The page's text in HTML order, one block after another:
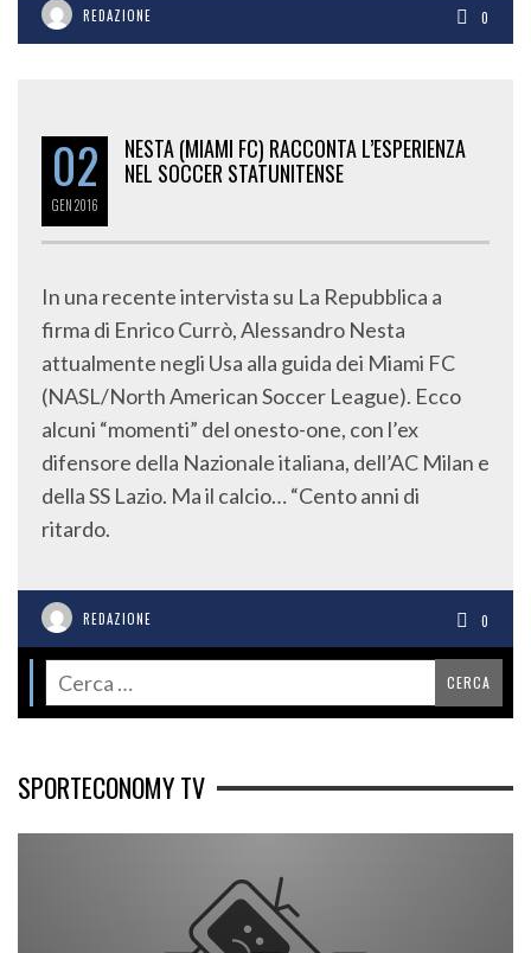
REDAZIONE 0
02
GEN2016
NESTA (MIAMI FC) RACCONTA L’ESPERIENZA
NEL SOCCER STATUNITENSE
In una recente intervista su La Repubblica a
firma di Enrico Currò, Alessandro Nesta
attualmente negli Usa alla guida dei Miami FC
(NASL/North American Soccer League). Ecco
alcuni “momenti” del onesto-one, con l’ex
difensore della Nazionale italiana, dell’AC Milan e
della SS Lazio. Ma il calcio… “Cento anni di
ritardo.
REDAZIONE 0
SPORTECONOMY TV